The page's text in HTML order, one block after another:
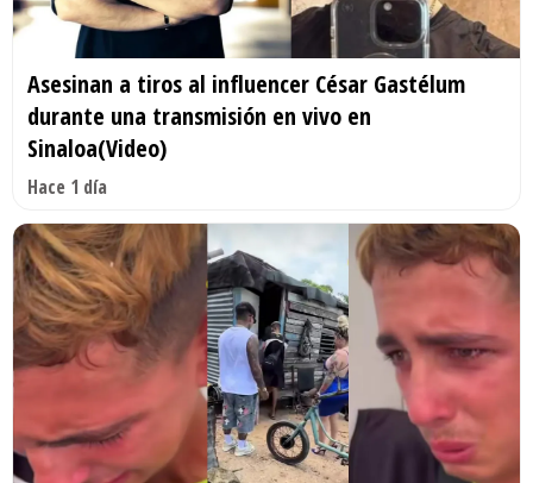
Asesinan a tiros al influencer César Gastélum
durante una transmisión en vivo en
Sinaloa(Video)
Hace 1 día